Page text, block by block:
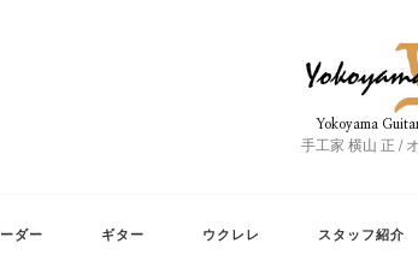
Yokoyama
手工家 横山 正 /
ダー ギター ウクレレ スタッフ紹介